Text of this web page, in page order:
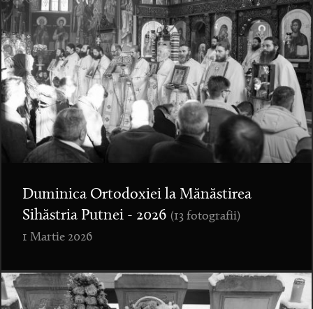
Duminica Ortodoxiei la Mănăstirea
Sihăstria Putnei - 2026 (13 fotografii)
1 Martie 2026